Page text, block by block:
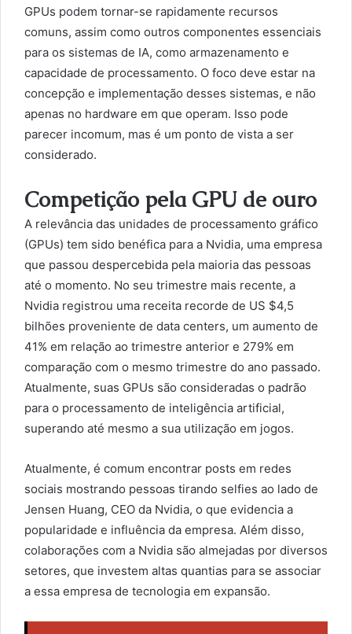
GPUs podem tornar-se rapidamente recursos
comuns, assim como outros componentes essenciais
para os sistemas de IA, como armazenamento e
capacidade de processamento. O foco deve estar na
concepção e implementação desses sistemas, e não
apenas no hardware em que operam. Isso pode
parecer incomum, mas é um ponto de vista a ser
considerado.
Competição pela GPU de ouro
A relevância das unidades de processamento gráfico
(GPUs) tem sido benéfica para a Nvidia, uma empresa
que passou despercebida pela maioria das pessoas
até o momento. No seu trimestre mais recente, a
Nvidia registrou uma receita recorde de US $4,5
bilhões proveniente de data centers, um aumento de
41% em relação ao trimestre anterior e 279% em
comparação com o mesmo trimestre do ano passado.
Atualmente, suas GPUs são consideradas o padrão
para o processamento de inteligência artificial,
superando até mesmo a sua utilização em jogos.
Atualmente, é comum encontrar posts em redes
sociais mostrando pessoas tirando selfies ao lado de
Jensen Huang, CEO da Nvidia, o que evidencia a
popularidade e influência da empresa. Além disso,
colaborações com a Nvidia são almejadas por diversos
setores, que investem altas quantias para se associar
a essa empresa de tecnologia em expansão.